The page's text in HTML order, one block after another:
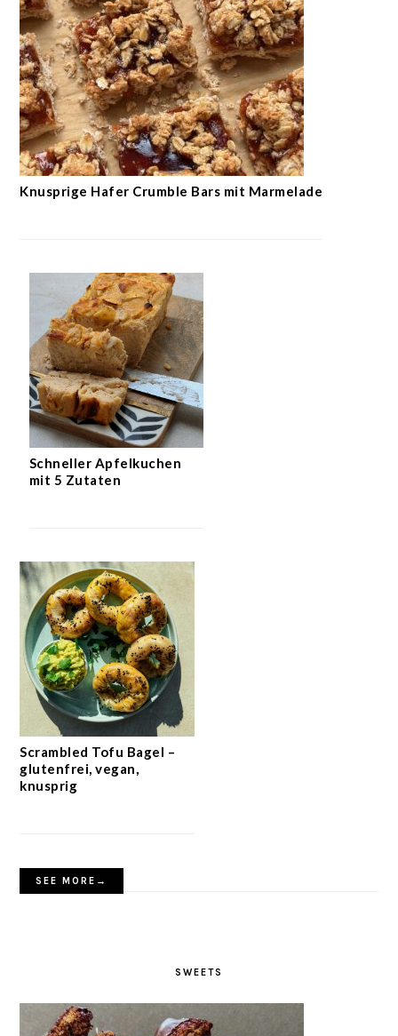
Knusprige Hafer Crumble Bars mit Marmelade
Schneller Apfelkuchen
mit 5 Zutaten
Scrambled Tofu Bagel –
glutenfrei, vegan,
knusprig
SEE MORE→
SWEETS